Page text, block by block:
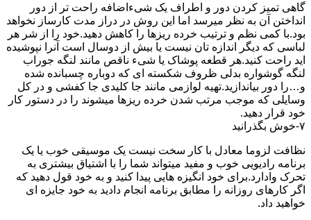
گاهی تمیز کردن دور و اطراف یک شیءاضافه راحت تر از دور
انداختن آن به نظر میرسد اما این روش در دراز مدت کارساز نخواهد
بود.با کمی نظم و ترتیب خرده ریزها را کاهش دهید.خود را از شر هر
لباسی که دیگر اندازه تان نیست یا بیش از دوسال است آنرا نپوشیده
اید راحت کنید.هر قطعه پوشاک یا شیء ناقص مانند لنگه جوراب
لنگه گوشواره بدلی ظروف شکسته ای که دوباره چسبانده شده
و…را دور بیاندازید.تهیه لوازمی مانند جا کلیدی جا کفشی و در کل
وسایلی که موجب مرتب شدن خرده ریزها میشوند را در دستور کار
خود قرار دهید.
۷-خوش بگذرانید
نظافت لزوما معادل با کار سخت نیست یک موسیقی خوب یا یک
برنامه رادیویی خوب و مفید میتواند شما را با اشتیاق بیشتری به
تحرک وادارد.برای خود انگیزه هایی پیدا کنید و به خود قول دهید که
اگر کارهای روزانه را مطابق برنامه انجام دادید به خود جایزه ای
خواهید داد.